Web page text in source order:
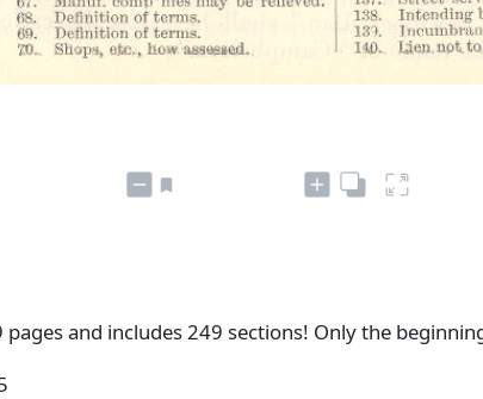
and includes 249 sections! Only the